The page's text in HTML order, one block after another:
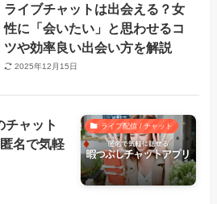
ライブチャットは出会える？女
性に「会いたい」と思わせるコ
ツや効率良い出会い方を解説
2025年12月15日
ライブ配信 / チャット
チャット
名で気軽